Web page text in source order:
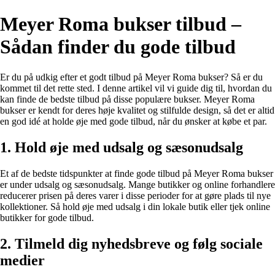
Meyer Roma bukser tilbud –
Sådan finder du gode tilbud
Er du på udkig efter et godt tilbud på Meyer Roma bukser? Så er du
kommet til det rette sted. I denne artikel vil vi guide dig til, hvordan du
kan finde de bedste tilbud på disse populære bukser. Meyer Roma
bukser er kendt for deres høje kvalitet og stilfulde design, så det er altid
en god idé at holde øje med gode tilbud, når du ønsker at købe et par.
1. Hold øje med udsalg og sæsonudsalg
Et af de bedste tidspunkter at finde gode tilbud på Meyer Roma bukser
er under udsalg og sæsonudsalg. Mange butikker og online forhandlere
reducerer prisen på deres varer i disse perioder for at gøre plads til nye
kollektioner. Så hold øje med udsalg i din lokale butik eller tjek online
butikker for gode tilbud.
2. Tilmeld dig nyhedsbreve og følg sociale
medier